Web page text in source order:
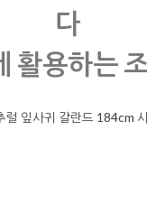
다
활용하는